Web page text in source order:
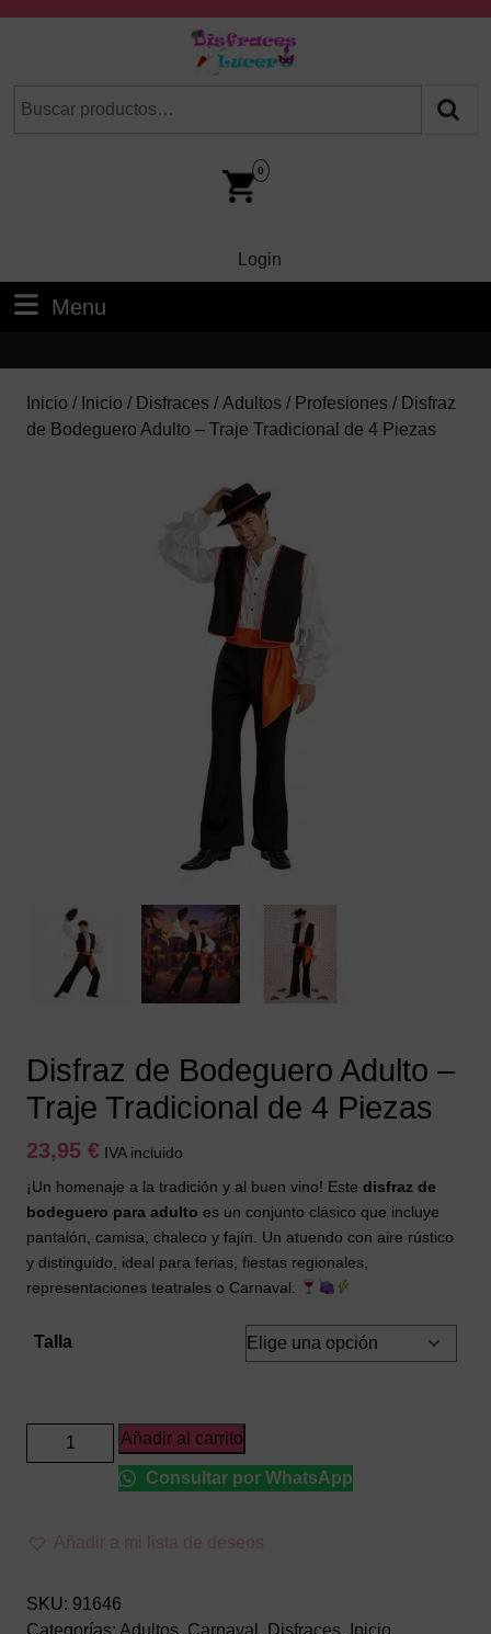
Cuando hay resultados autocompletados, puedes utilizar
0
LoginLogin
Menu
Inicio / Inicio / Disfraces / Adultos / Profesiones / Disfraz
de Bodeguero Adulto – Traje Tradicional de 4 Piezas
Disfraz de Bodeguero Adulto –
Traje Tradicional de 4 Piezas
23,95 € IVA incluido
¡Un homenaje a la tradición y al buen vino! Este disfraz de
bodeguero para adulto es un conjunto clásico que incluye
pantalón, camisa, chaleco y fajín. Un atuendo con aire rústico
y distinguido, ideal para ferias, fiestas regionales,
representaciones teatrales o Carnaval.
Talla
Disfraz
de
–
Tradicional
de
Añadir al carrito
Consultar por WhatsApp
Añadir a mi lista de deseos
SKU: 91646
Categorías: Adultos, Carnaval , Disfraces, Inicio,